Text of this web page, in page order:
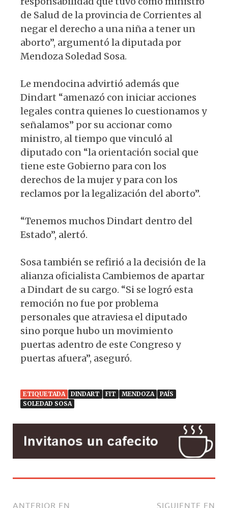
de Salud de la provincia de Corrientes al
negar el derecho a una niña a tener un
aborto”, argumentó la diputada por
Mendoza Soledad Sosa.
Le mendocina advirtió además que
Dindart “amenazó con iniciar acciones
legales contra quienes lo cuestionamos y
señalamos” por su accionar como
ministro, al tiempo que vinculó al
diputado con “la orientación social que
tiene este Gobierno para con los
derechos de la mujer y para con los
reclamos por la legalización del aborto”.
“Tenemos muchos Dindart dentro del
Estado”, alertó.
Sosa también se refirió a la decisión de la
alianza oficialista Cambiemos de apartar
a Dindart de su cargo. “Si se logró esta
remoción no fue por problema
personales que atraviesa el diputado
sino porque hubo un movimiento
puertas adentro de este Congreso y
puertas afuera”, aseguró.
ETIQUETADA DINDART FIT MENDOZA
PAÍS
SOLEDAD SOSA
ANTERIOR EN SIGUIENTE EN